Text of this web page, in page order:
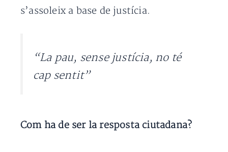
s’assoleix a base de justícia.
“La pau, sense justícia, no té
cap sentit”
Com ha de ser la resposta ciutadana?